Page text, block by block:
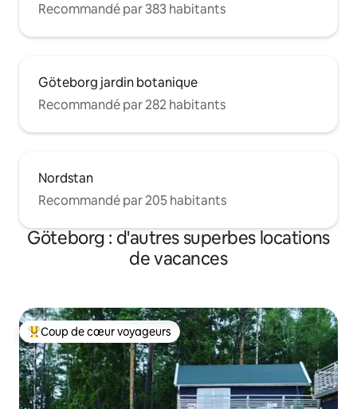
Recommandé par 383 habitants
Göteborg jardin botanique
Recommandé par 282 habitants
Nordstan
Recommandé par 205 habitants
Göteborg : d'autres superbes locations
de vacances
Coups de cœur voyageurs les plus appréciés
Coup de cœur voyageurs